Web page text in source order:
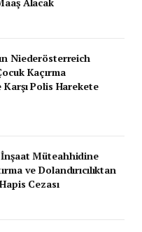
Alacak
Niederösterreich
Kaçırma
Polis Harekete
İnşaat Müteahhidine
ve Dolandırıcılıktan
Cezası